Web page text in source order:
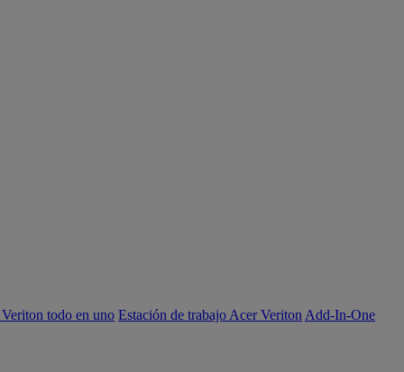
todo en uno Estación de trabajo Acer Veriton Add-In-One